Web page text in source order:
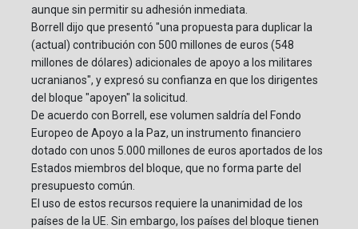
aunque sin permitir su adhesión inmediata.
Borrell dijo que presentó "una propuesta para duplicar la
(actual) contribución con 500 millones de euros (548
millones de dólares) adicionales de apoyo a los militares
ucranianos", y expresó su confianza en que los dirigentes
del bloque "apoyen" la solicitud.
De acuerdo con Borrell, ese volumen saldría del Fondo
Europeo de Apoyo a la Paz, un instrumento financiero
dotado con unos 5.000 millones de euros aportados de los
Estados miembros del bloque, que no forma parte del
presupuesto común.
El uso de estos recursos requiere la unanimidad de los
países de la UE. Sin embargo, los países del bloque tienen